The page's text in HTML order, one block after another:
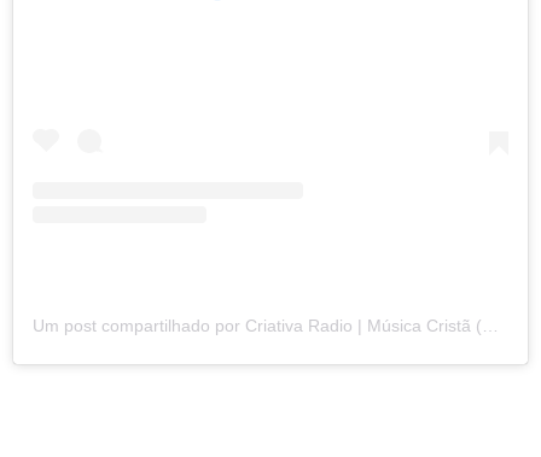
Um post compartilhado por Criativa Radio | Música Cristã (@criativaradio)